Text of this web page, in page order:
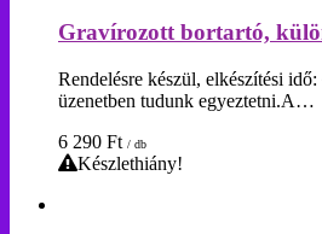
Gravírozott bortartó,
Rendelésre készül, elkészítési
üzenetben tudunk egyeztetni.A…
6 290 Ft / db
Készlethiány!